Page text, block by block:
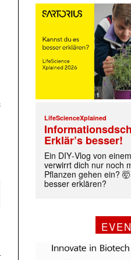
LifeScienceXplained
Erklär’s besser!
Ein DIY‑Vlog von
verwirrt dich nur noch
Pflanzen gehen ein?
besser erklären?